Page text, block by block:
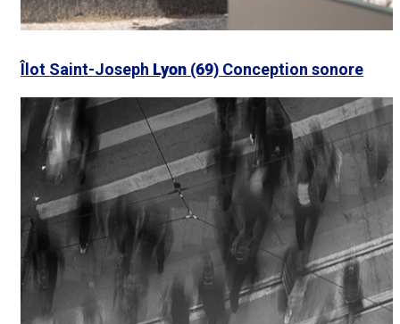
Îlot Saint-Joseph Lyon (69) Conception sonore